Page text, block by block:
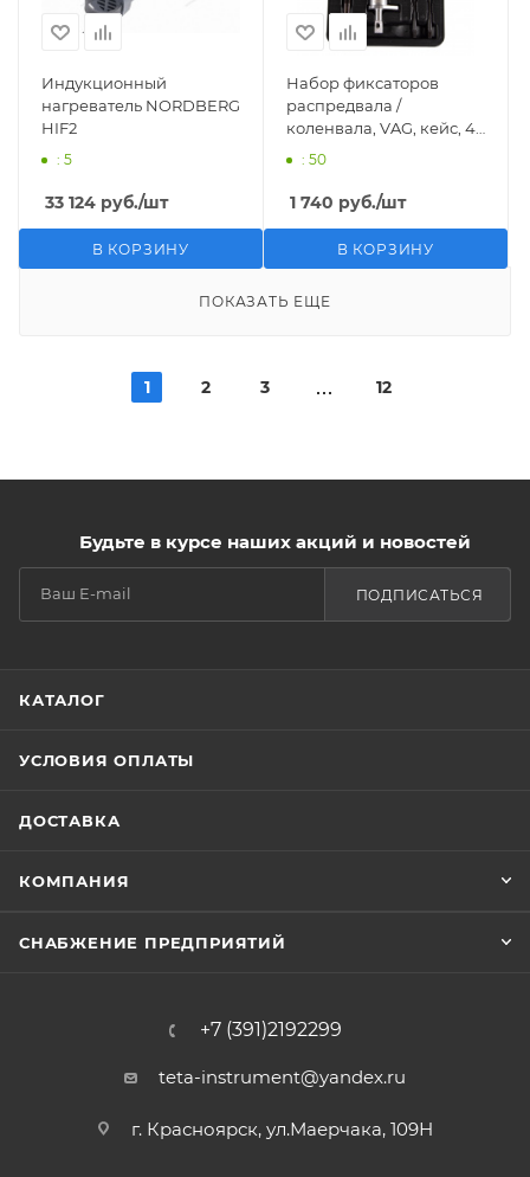
Индукционный
нагреватель NORDBERG
HIF2
: 5
33 124 руб./шт
В КОРЗИНУ
Набор фиксаторов
распредвала /
коленвала, VAG, кейс, 4
предмета AFFIX
: 50
1 740 руб./шт
В КОРЗИНУ
ПОКАЗАТЬ ЕЩЕ
1 2 3 12
Будьте в курсе наших акций и новостей
ПОДПИСАТЬСЯ
КАТАЛОГ
УСЛОВИЯ ОПЛАТЫ
ДОСТАВКА
КОМПАНИЯ
СНАБЖЕНИЕ ПРЕДПРИЯТИЙ
+7 (391)2192299
teta-instrument@yandex.ru
г. Красноярск, ул.Маерчака, 109Н